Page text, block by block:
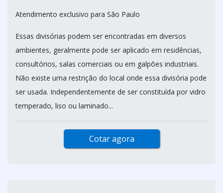
Atendimento exclusivo para São Paulo
Essas divisórias podem ser encontradas em diversos
ambientes, geralmente pode ser aplicado em residências,
consultórios, salas comerciais ou em galpões industriais.
Não existe uma restrição do local onde essa divisória pode
ser usada. Independentemente de ser constituída por vidro
temperado, liso ou laminado...
Cotar agora